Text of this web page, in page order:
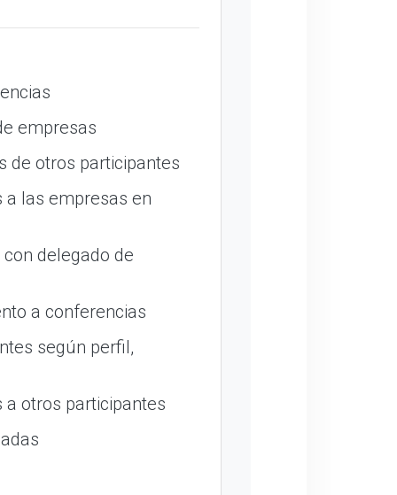
empresas
de otros participantes
a las empresas en
delegado de
a conferencias
según perfil,
a otros participantes